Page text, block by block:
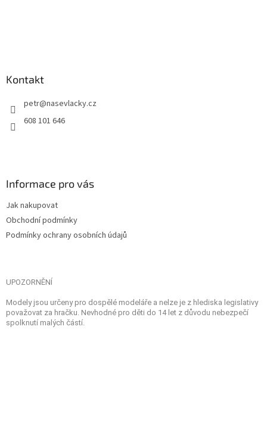
Kontakt
petr@nasevlacky.cz
608 101 646
Informace pro vás
Jak nakupovat
Obchodní podmínky
Podmínky ochrany osobních údajů
UPOZORNĚNÍ
Modely jsou určeny pro dospělé modeláře a nelze je z hlediska legislativy
považovat za hračku. Nevhodné pro děti do 14 let z důvodu nebezpečí
spolknutí malých částí.